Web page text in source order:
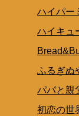
ハイパー
ハイキュ
ふるぎぬ
パパと親
初恋の世